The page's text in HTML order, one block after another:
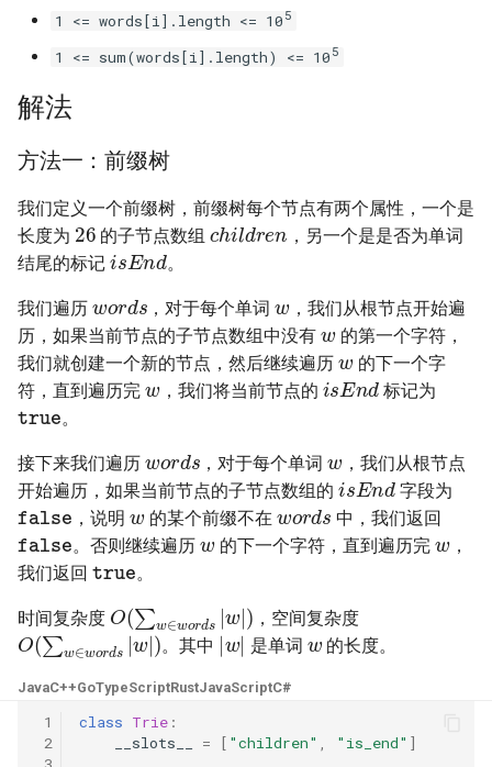
24. 反转链表
25. 合并两个排序的链表
26. 树的子结构
27. 二叉树的镜像
28. 对称的二叉树
29. 顺时针打印矩阵
30. 包含 min 函数的栈
31. 栈的压入、弹出序列
32.1. 从上到下打印二叉树
32.2. 从上到下打印二叉树 II
32.3. 从上到下打印二叉树 III
33. 二叉搜索树的后序遍历序
19. 最多删除一个字符得到回
20. 回文子字符串的个数
21. 删除链表的倒数第 n 个结
点
22. 链表中环的入口节点
点
24. 反转链表
25. 链表中的两数相加
26. 重排链表
27. 回文链表
28. 展平多级双向链表
29. 排序的循环链表
30. 插入、删除和随机访问都
是 O(1) 的容器
3.4. 化栈为队
3.5. 栈排序
3.6. 动物收容所
4.1. 节点间通路
4.2. 最小高度树
4.4. 检查平衡性
4.5. 合法二叉搜索树
4.8. 首个共同祖先
4.9. 二叉搜索树序列
4.10. 检查子树
4.12. 求和路径
5.1. 插入
1 <= words[i].length <= 10 5
1 <= sum(words[i].length) <= 10 5
解法
方法一：前缀树
我们定义一个前缀树，前缀树每个节点有两个属性，一个是
长度为
26
的子节点数组
children
，另一个是是否为单词
结尾的标记
isEnd
。
我们遍历 ，对于每个单词
，我们从根节点开始遍
历，如果当前节点的子节点数组中没有
w
的第一个字符，
我们就创建一个新的节点，然后继续遍历
w
的下一个字
符，直到遍历完
w
，我们将当前节点的
isEnd
标记为
true
。
接下来我们遍历 ，对于每个单词
，我们从根节点
开始遍历，如果当前节点的子节点数组的
isEnd
字段为
false
，说明
w
的某个前缀不在
words
中，我们返回
false
。否则继续遍历
w
的下一个字符，直到遍历完
w
，
我们返回
true
。
时间复杂度
O (∑w words w )
，空间复杂度
O(∑w∈words|w|)
。其中
|w|
是单词
w
的长度。
JavaC++GoTypeScriptRustJavaScriptC#
1
2
class Trie :
__slots__
= [ "children" , "is_end" ]